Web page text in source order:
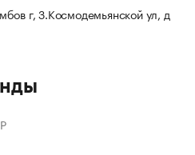
г, З.Космодемьянской ул, д